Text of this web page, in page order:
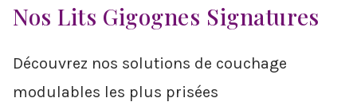
Nos Lits Gigognes Signatures
Découvrez nos solutions de couchage
modulables les plus prisées